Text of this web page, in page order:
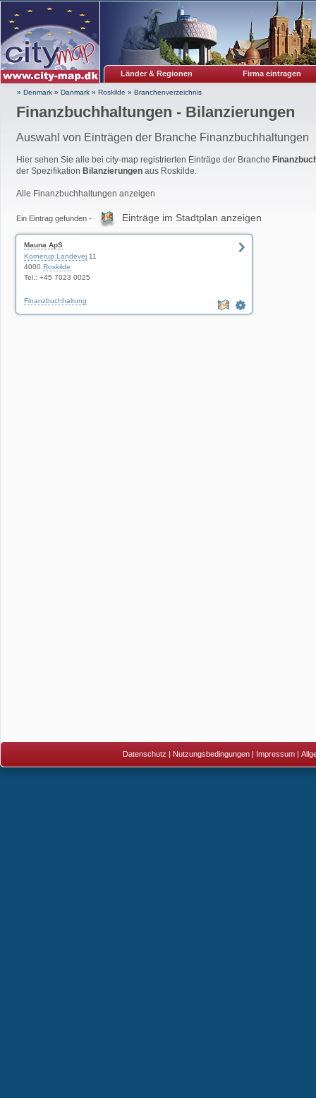
Länder & Regionen Firma eintragen
» Denmark » Danmark » Roskilde » Branchenverzeichnis
Finanzbuchhaltungen - Bilanzierungen
Auswahl von Einträgen der Branche Finanzbuchhaltungen
Hier sehen Sie alle bei city-map registrierten Einträge der Branche
der Spezifikation Bilanzierungen aus Roskilde.
Alle Finanzbuchhaltungen anzeigen
Ein Eintrag gefunden - Einträge im Stadtplan anzeigen
Mauna ApS
Kornerup Landevej 11
4000 Roskilde
Tel.: +45 7023 0025
Finanzbuchhaltung
Datenschutz | Nutzungsbedingungen | Impressum |